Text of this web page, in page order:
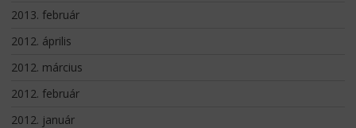
2013. február
2012. április
2012. március
2012. február
2012. január